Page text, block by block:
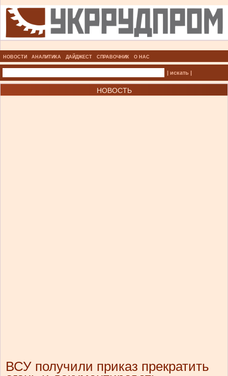
НОВОСТИ АНАЛИТИКА ДАЙДЖЕСТ СПРАВОЧНИК О НАС
| искать |
НОВОСТЬ
ВСУ получили приказ прекратить